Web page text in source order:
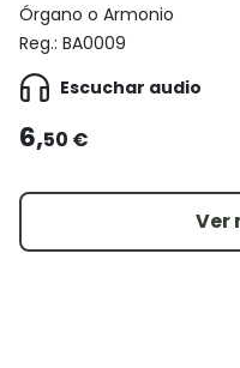
Órgano o Armonio
Reg.: BA0009
Escuchar audio
6,50 €
Ver